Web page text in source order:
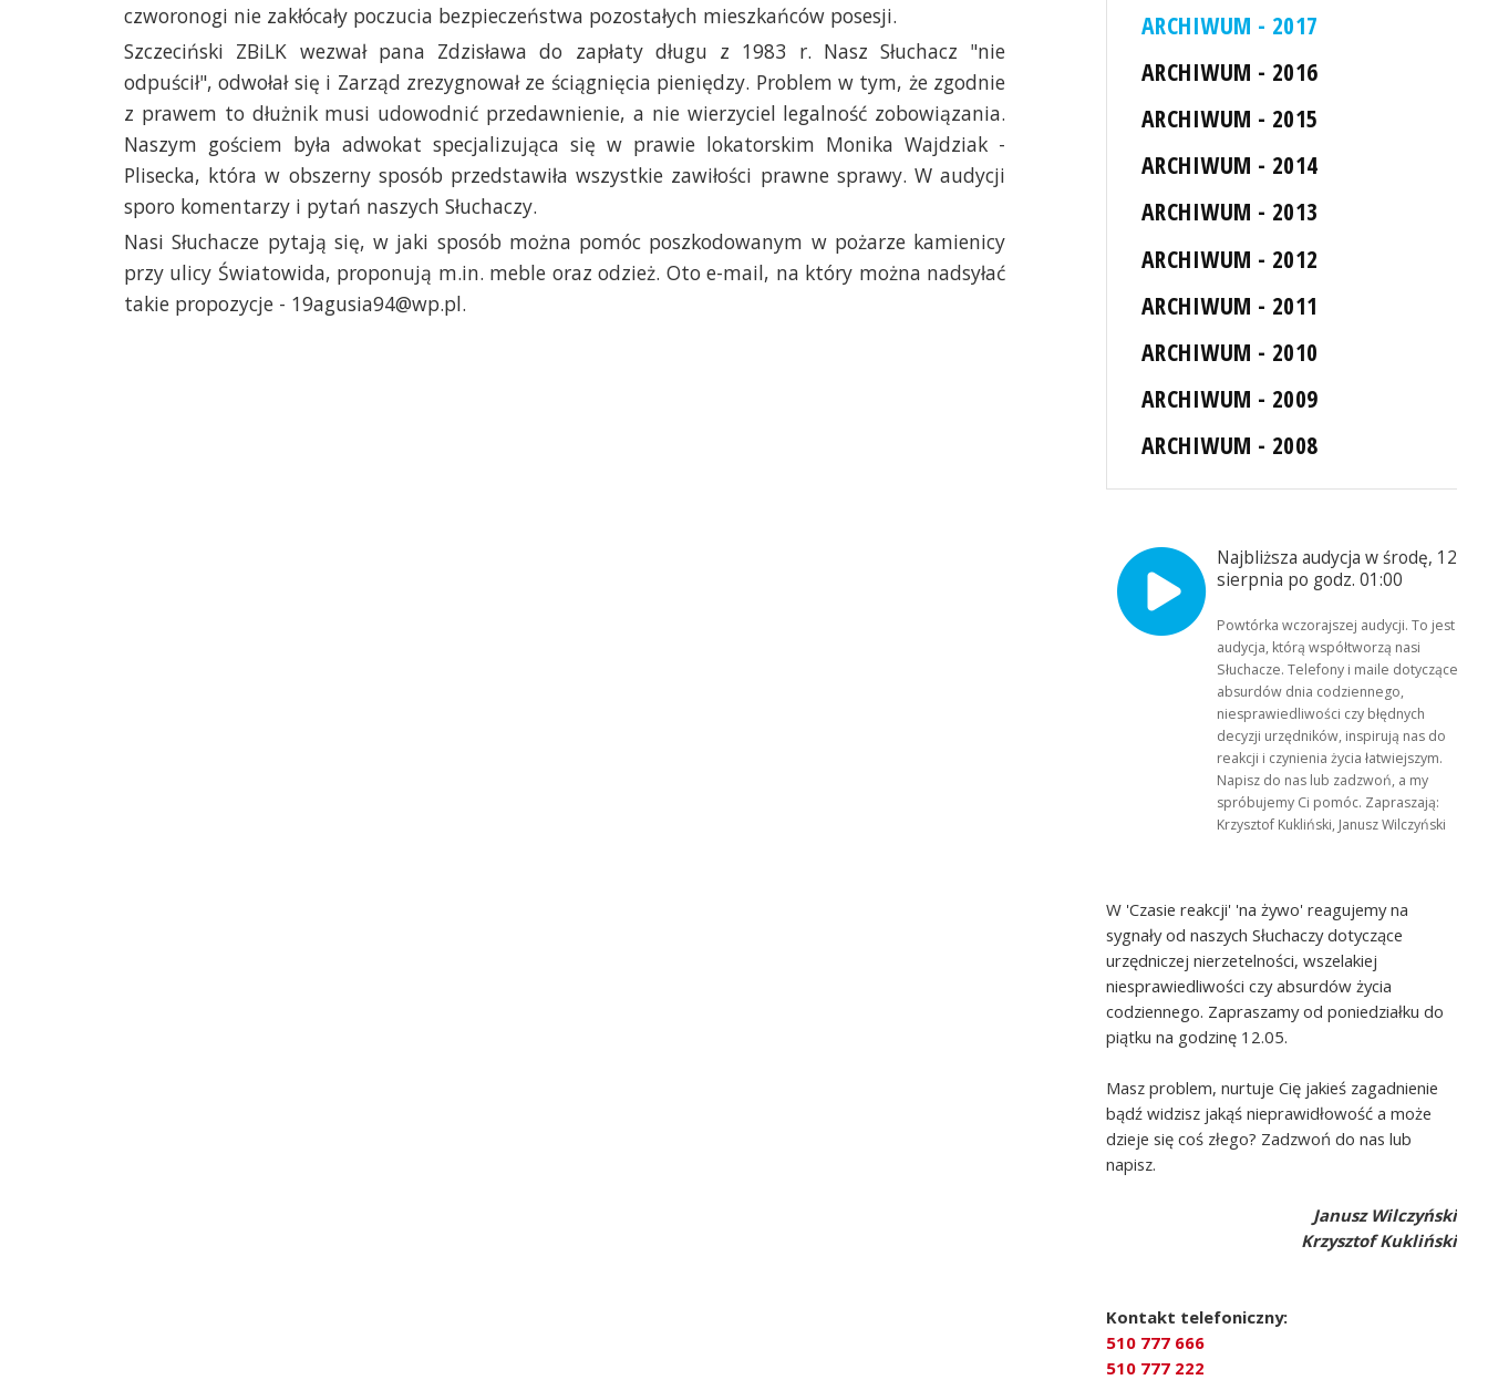
czworonogi nie zakłócały poczucia bezpieczeństwa pozostałych mieszkańców posesji.
Szczeciński ZBiLK wezwał pana Zdzisława do zapłaty długu z 1983 r. Nasz Słuchacz "nie
odpuścił", odwołał się i Zarząd zrezygnował ze ściągnięcia pieniędzy. Problem w tym, że zgodnie
z prawem to dłużnik musi udowodnić przedawnienie, a nie wierzyciel legalność zobowiązania.
Naszym gościem była adwokat specjalizująca się w prawie lokatorskim Monika Wajdziak -
Plisecka, która w obszerny sposób przedstawiła wszystkie zawiłości prawne sprawy. W audycji
sporo komentarzy i pytań naszych Słuchaczy.
Nasi Słuchacze pytają się, w jaki sposób można pomóc poszkodowanym w pożarze kamienicy
przy ulicy Światowida, proponują m.in. meble oraz odzież. Oto e-mail, na który można nadsyłać
takie propozycje - 19agusia94@wp.pl.
ARCHIWUM - 2017
ARCHIWUM - 2016
ARCHIWUM - 2015
ARCHIWUM - 2014
ARCHIWUM - 2013
ARCHIWUM - 2012
ARCHIWUM - 2011
ARCHIWUM - 2010
ARCHIWUM - 2009
ARCHIWUM - 2008
Najbliższa audycja w środę, 12
sierpnia po godz. 01:00
Powtórka wczorajszej audycji. To jest
audycja, którą współtworzą nasi
Słuchacze. Telefony i maile dotyczące
absurdów dnia codziennego,
niesprawiedliwości czy błędnych
decyzji urzędników, inspirują nas do
reakcji i czynienia życia łatwiejszym.
Napisz do nas lub zadzwoń, a my
spróbujemy Ci pomóc. Zapraszają:
Krzysztof Kukliński, Janusz Wilczyński
W 'Czasie reakcji' 'na żywo' reagujemy na
sygnały od naszych Słuchaczy dotyczące
urzędniczej nierzetelności, wszelakiej
niesprawiedliwości czy absurdów życia
codziennego. Zapraszamy od poniedziałku do
piątku na godzinę 12.05.
Masz problem, nurtuje Cię jakieś zagadnienie
bądź widzisz jakąś nieprawidłowość a może
dzieje się coś złego? Zadzwoń do nas lub
napisz.
Janusz Wilczyński
Krzysztof Kukliński
Kontakt telefoniczny:
510 777 666
510 777 222